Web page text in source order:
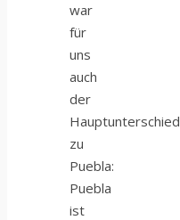
war
für
uns
auch
der
Hauptunterschied
zu
Puebla:
Puebla
ist